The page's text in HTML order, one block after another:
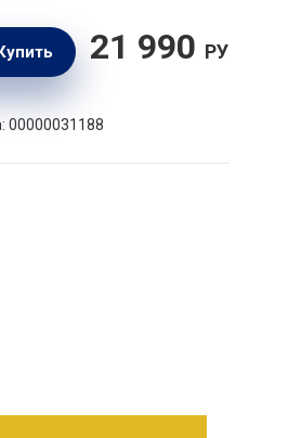
21 990 РУБ.
00000031188